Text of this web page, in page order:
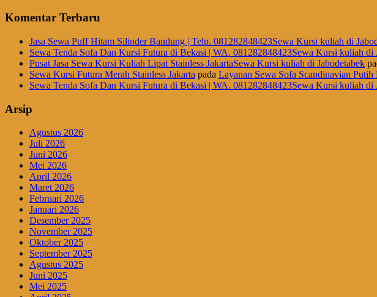
Komentar Terbaru
Jasa Sewa Puff Hitam Silinder Bandung | Telp. 081282848423Sewa Kursi kuliah di
Sewa Tenda Sofa Dan Kursi Futura di Bekasi | WA. 081282848423Sewa Kursi kuliah di
Pusat Jasa Sewa Kursi Kuliah Lipat Stainless JakartaSewa Kursi kuliah di Jabodetabek
Sewa Kursi Futura Merah Stainless Jakarta pada Layanan Sewa Sofa Scandinavian
Sewa Tenda Sofa Dan Kursi Futura di Bekasi | WA. 081282848423Sewa Kursi kuliah di
Arsip
Agustus 2026
Juli 2026
Juni 2026
Mei 2026
April 2026
Maret 2026
Februari 2026
Januari 2026
Desember 2025
November 2025
Oktober 2025
September 2025
Agustus 2025
Juni 2025
Mei 2025